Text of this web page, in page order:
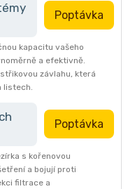
Poptávka
kapacitu vašeho
a efektivně.
závlahu, která
listech.
Poptávka
s kořenovou
a bojují proti
filtrace a